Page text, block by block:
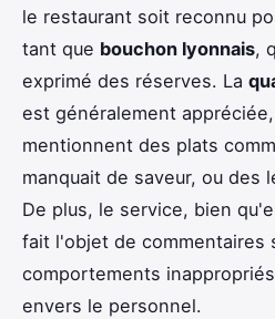
le restaurant soit reconnu
tant que bouchon lyonnais,
exprimé des réserves. La
est généralement
mentionnent des plats
manquait de saveur, ou des
De plus, le service, bien
fait l'objet de commentaires
comportements
envers le personnel.